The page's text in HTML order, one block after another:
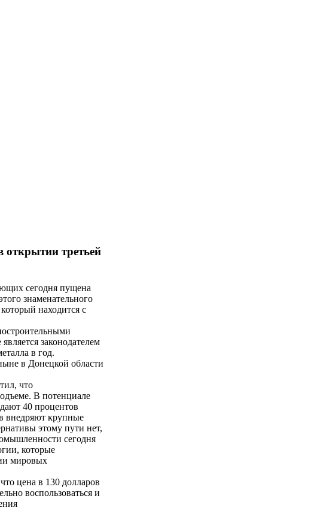
третьей
сегодня пущена
знаменательного
находится с
законодателем
в год.
в Донецкой области
что
В потенциале
40 процентов
внедряют крупные
этому пути нет,
сегодня
которые
мировых
цена в 130 долларов
воспользоваться и